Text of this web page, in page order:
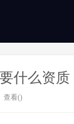
什么资质
查看()